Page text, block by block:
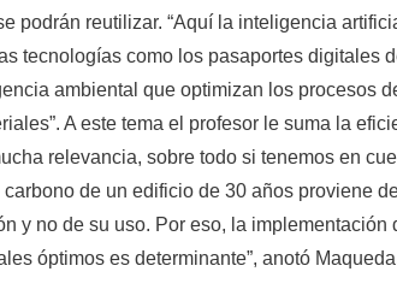
podrán reutilizar. “Aquí la inteligencia
tecnologías como los pasaportes digitales
ambiental que optimizan los procesos
A este tema el profesor le suma la
relevancia, sobre todo si tenemos en
de un edificio de 30 años proviene
y no de su uso. Por eso, la implementación
óptimos es determinante”, anotó